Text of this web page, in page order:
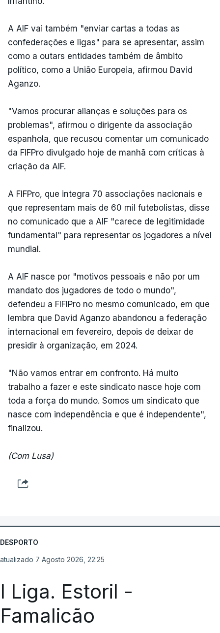
A AIF vai também "enviar cartas a todas as
confederações e ligas" para se apresentar, assim
como a outars entidades também de âmbito
político, como a União Europeia, afirmou David
Aganzo.
"Vamos procurar alianças e soluções para os
problemas", afirmou o dirigente da associação
espanhola, que recusou comentar um comunicado
da FIFPro divulgado hoje de manhã com críticas à
criação da AIF.
A FIFPro, que integra 70 associações nacionais e
que representam mais de 60 mil futebolistas, disse
no comunicado que a AIF "carece de legitimidade
fundamental" para representar os jogadores a nível
mundial.
A AIF nasce por "motivos pessoais e não por um
mandato dos jugadores de todo o mundo",
defendeu a FIFIPro no mesmo comunicado, em que
lembra que David Aganzo abandonou a federação
internacional em fevereiro, depois de deixar de
presidir à organização, em 2024.
"Não vamos entrar em confronto. Há muito
trabalho a fazer e este sindicato nasce hoje com
toda a força do mundo. Somos um sindicato que
nasce com independência e que é independente",
finalizou.
(Com Lusa)
DESPORTO
atualizado 7 Agosto 2026, 22:25
I Liga. Estoril -
Famalicão